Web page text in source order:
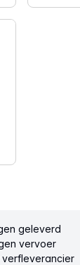
geleverd
vervoer
verfleverancier